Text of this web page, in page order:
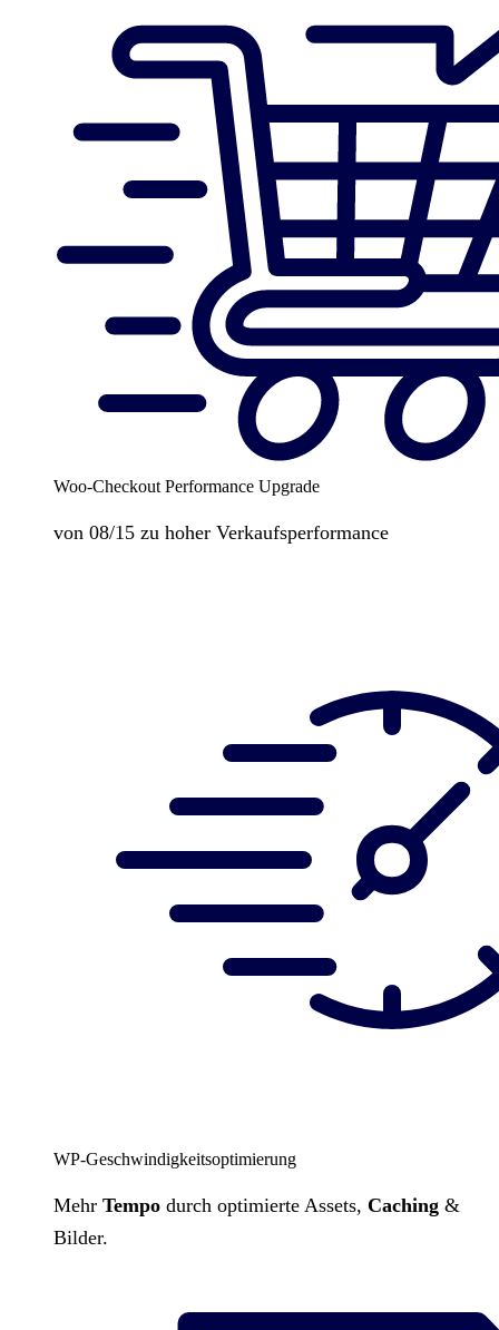
Woo-Checkout Performance Upgrade
von 08/15 zu hoher Verkaufsperformance
WP-Geschwindigkeitsoptimierung
Mehr Tempo durch optimierte Assets, Caching &
Bilder.